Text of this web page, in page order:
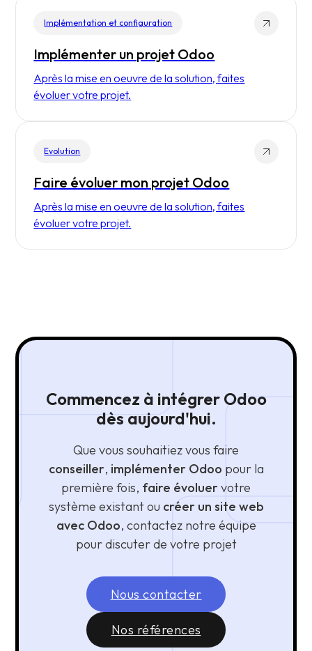
Implémentation et configuration
Implémenter un projet Odoo
Après la mise en oeuvre de la solution, faites
évoluer votre projet.
Evolution
Faire évoluer mon projet Odoo
Après la mise en oeuvre de la solution, faites
évoluer votre projet.
Commencez à intégrer Odoo
dès aujourd'hui.
Que vous souhaitiez vous faire
conseiller, implémenter Odoo pour la
première fois, faire évoluer votre
système existant ou créer un site web
avec Odoo, contactez notre équipe
pour discuter de votre projet
Nous contacter
Nos références